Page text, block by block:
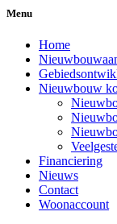
Menu
Home
Nieuwbouw
Financiering
Nieuws
Contact
Woonaccount